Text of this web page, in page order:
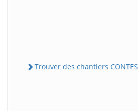
Trouver des chantiers CONTES